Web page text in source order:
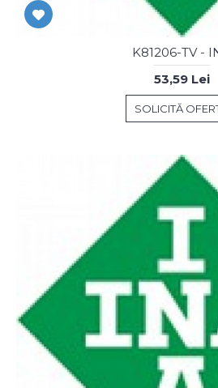
K81206-TV -
53,59 Lei
SOLICITĂ